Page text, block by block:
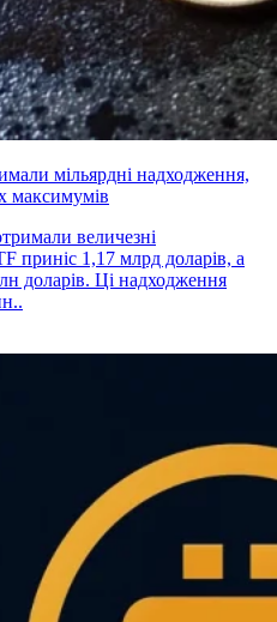
мільярдні надходження,
максимумів
величезні
приніс 1,17 млрд доларів, а
доларів. Ці надходження